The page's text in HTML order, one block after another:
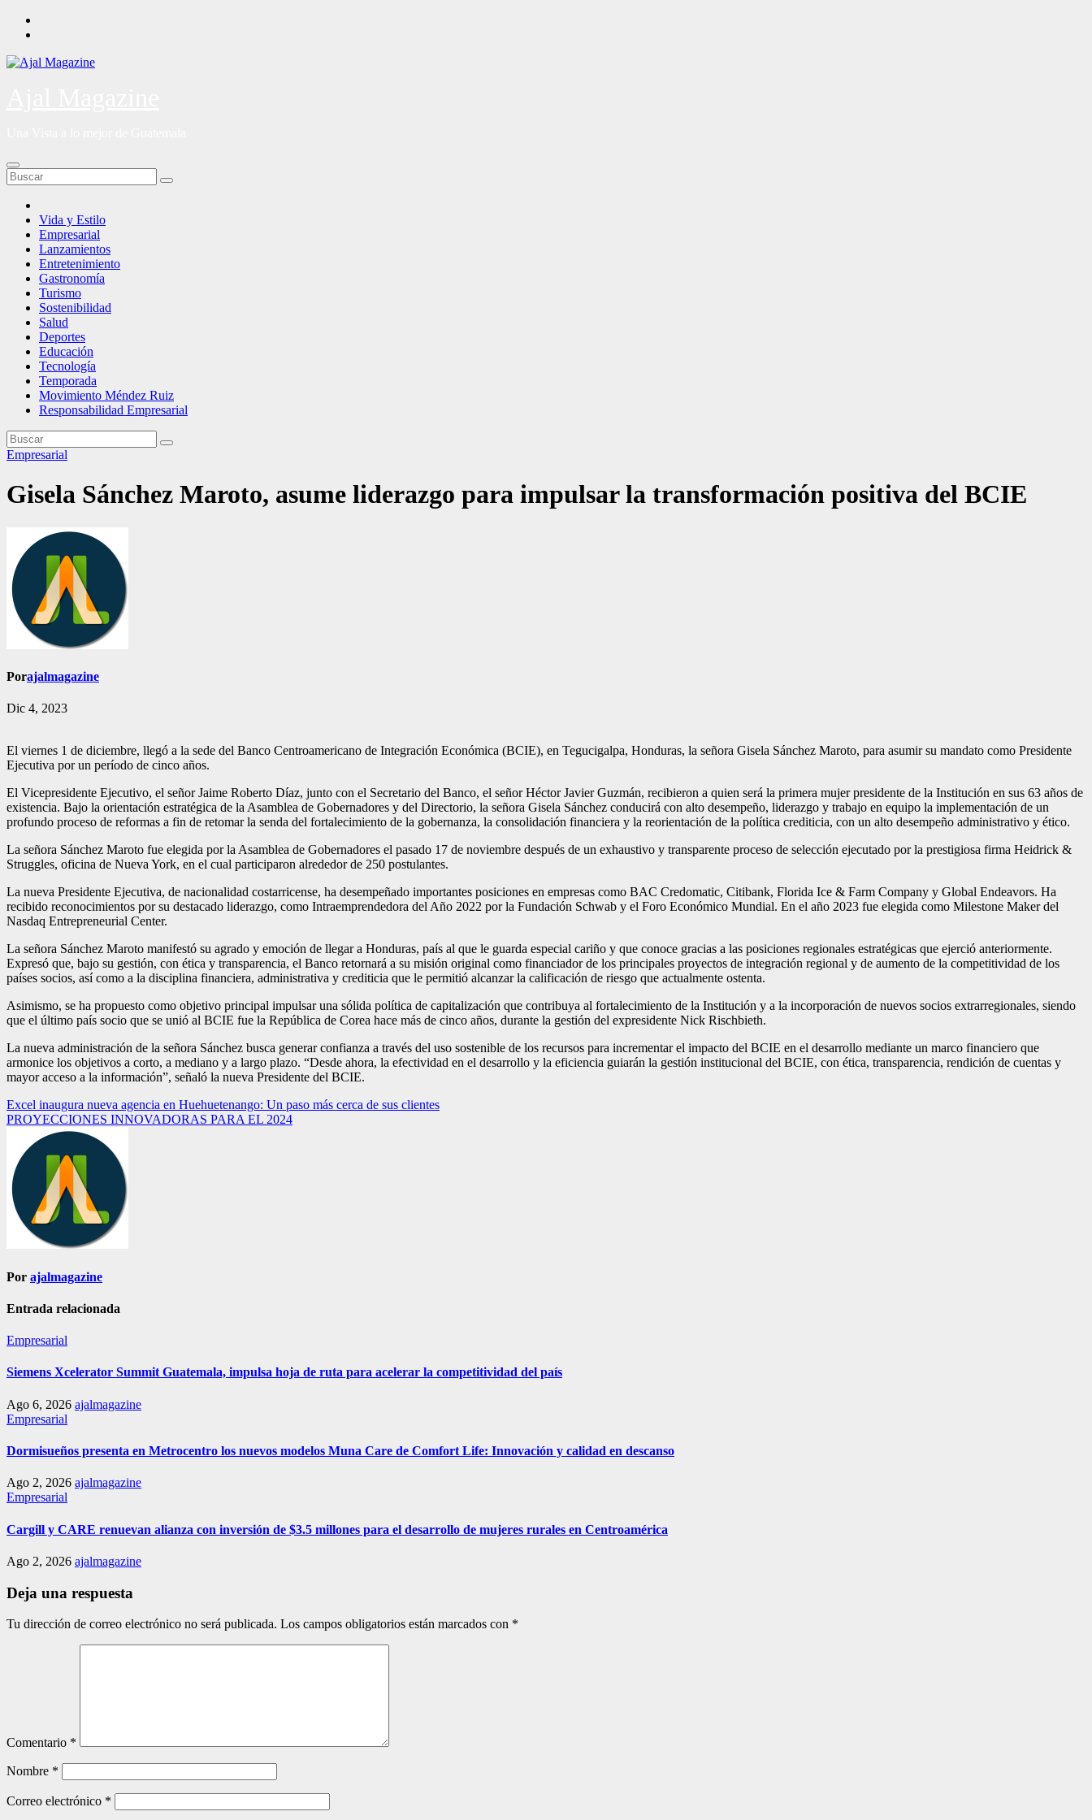
Saltar
Vida y Estilo
Empresarial
Lanzamientos
Entretenimiento
Gastronomía
Turismo
Sostenibilidad
Salud
Deportes
Educación
Tecnología
Temporada
Movimiento Méndez Ruiz
Responsabilidad Empresarial
Empresarial
Gisela Sánchez Maroto, asume liderazgo para impulsar la transformación positiva del BCIE
Porajalmagazine
Dic 4, 2023
El viernes 1 de diciembre, llegó a la sede del Banco Centroamericano de Integración Económica (BCIE), en Tegucigalpa, Honduras, la señora Gisela Sánchez Maroto, para asumir su mandato como Presidente
Ejecutiva por un período de cinco años.
El Vicepresidente Ejecutivo, el señor Jaime Roberto Díaz, junto con el Secretario del Banco, el señor Héctor Javier Guzmán, recibieron a quien será la primera mujer presidente de la Institución en sus 63 años de
existencia. Bajo la orientación estratégica de la Asamblea de Gobernadores y del Directorio, la señora Gisela Sánchez conducirá con alto desempeño, liderazgo y trabajo en equipo la implementación de un
profundo proceso de reformas a fin de retomar la senda del fortalecimiento de la gobernanza, la consolidación financiera y la reorientación de la política crediticia, con un alto desempeño administrativo y ético.
La señora Sánchez Maroto fue elegida por la Asamblea de Gobernadores el pasado 17 de noviembre después de un exhaustivo y transparente proceso de selección ejecutado por la prestigiosa firma Heidrick &
Struggles, oficina de Nueva York, en el cual participaron alrededor de 250 postulantes.
La nueva Presidente Ejecutiva, de nacionalidad costarricense, ha desempeñado importantes posiciones en empresas como BAC Credomatic, Citibank, Florida Ice & Farm Company y Global Endeavors. Ha
recibido reconocimientos por su destacado liderazgo, como Intraemprendedora del Año 2022 por la Fundación Schwab y el Foro Económico Mundial. En el año 2023 fue elegida como Milestone Maker del
Nasdaq Entrepreneurial Center.
La señora Sánchez Maroto manifestó su agrado y emoción de llegar a Honduras, país al que le guarda especial cariño y que conoce gracias a las posiciones regionales estratégicas que ejerció anteriormente.
Expresó que, bajo su gestión, con ética y transparencia, el Banco retornará a su misión original como financiador de los principales proyectos de integración regional y de aumento de la competitividad de los
países socios, así como a la disciplina financiera, administrativa y crediticia que le permitió alcanzar la calificación de riesgo que actualmente ostenta.
Asimismo, se ha propuesto como objetivo principal impulsar una sólida política de capitalización que contribuya al fortalecimiento de la Institución y a la incorporación de nuevos socios extrarregionales, siendo
que el último país socio que se unió al BCIE fue la República de Corea hace más de cinco años, durante la gestión del expresidente Nick Rischbieth.
La nueva administración de la señora Sánchez busca generar confianza a través del uso sostenible de los recursos para incrementar el impacto del BCIE en el desarrollo mediante un marco financiero que
armonice los objetivos a corto, a mediano y a largo plazo. “Desde ahora, la efectividad en el desarrollo y la eficiencia guiarán la gestión institucional del BCIE, con ética, transparencia, rendición de cuentas y
mayor acceso a la información”, señaló la nueva Presidente del BCIE.
Navegación
de
entradas
Excel inaugura nueva agencia en Huehuetenango: Un paso más cerca de sus clientes
PROYECCIONES INNOVADORAS PARA EL 2024
Por ajalmagazine
Entrada relacionada
Empresarial
Siemens Xcelerator Summit Guatemala, impulsa hoja de ruta para acelerar la competitividad del país
Ago 6, 2026 ajalmagazine
Empresarial
Dormisueños presenta en Metrocentro los nuevos modelos Muna Care de Comfort Life: Innovación y calidad en descanso
Ago 2, 2026 ajalmagazine
Empresarial
Cargill y CARE renuevan alianza con inversión de $3.5 millones para el desarrollo de mujeres rurales en Centroamérica
Ago 2, 2026 ajalmagazine
Deja una respuesta
Tu dirección de correo electrónico no será publicada. Los campos obligatorios están marcados con *
Comentario *
Nombre *
Correo electrónico *